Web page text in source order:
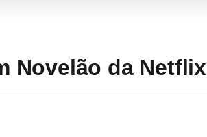
Novelão da Netflix